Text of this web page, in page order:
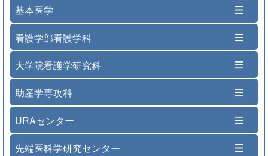
基本医学
看護学部看護学科
大学院看護学研究科
助産学専攻科
URAセンター
先端医科学研究センター